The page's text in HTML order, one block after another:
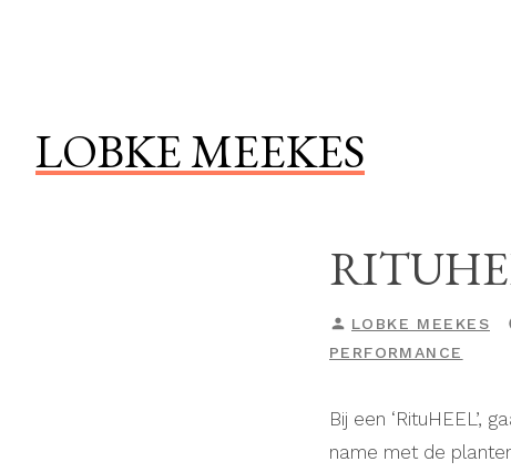
LOBKE MEEKES
GEPLAATST
DOOR
LOBKE MEEKES
PERFORMANCE
Bij een
name met de